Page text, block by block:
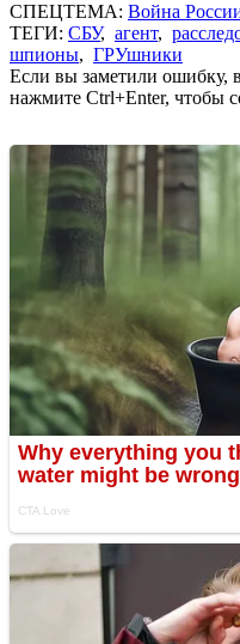
СПЕЦТЕМА: Война
ТЕГИ: СБУ, агент,
шпионы, ГРУшники
Если вы заметили ошибку,
нажмите Ctrl+Enter, чтобы